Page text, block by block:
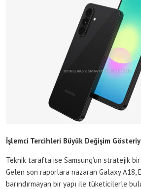
İşlemci Tercihleri Büyük Değişim
Teknik tarafta ise Samsung’un stratejik
Gelen son raporlara nazaran Galaxy A18,
barındırmayan bir yapı ile tüketicilerle